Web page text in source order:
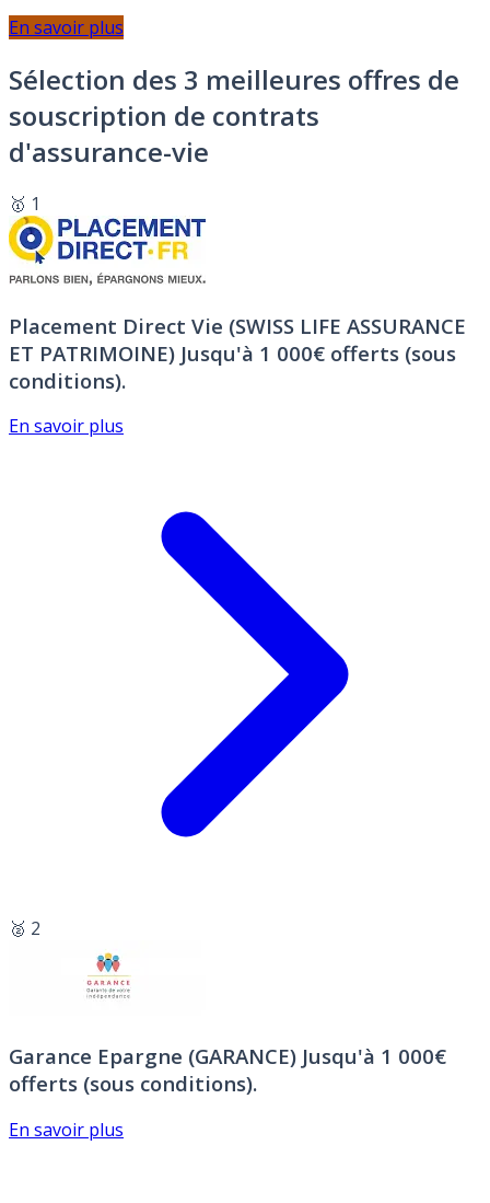
En savoir plus
Sélection des 3 meilleures offres de
souscription de contrats
d'assurance-vie
🥇 1
Placement Direct Vie (SWISS LIFE ASSURANCE
ET PATRIMOINE) Jusqu'à 1 000€ offerts (sous
conditions).
En savoir plus
🥈 2
Garance Epargne (GARANCE) Jusqu'à 1 000€
offerts (sous conditions).
En savoir plus